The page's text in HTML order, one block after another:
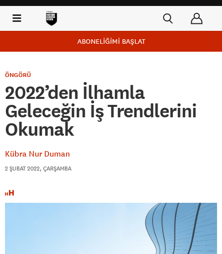
ABONELİĞİMİ BAŞLAT
ÖNGÖRÜ
2022’den İlhamla
Geleceğin İş Trendlerini
Okumak
Kübra Nur Duman
2 ŞUBAT 2022, ÇARŞAMBA